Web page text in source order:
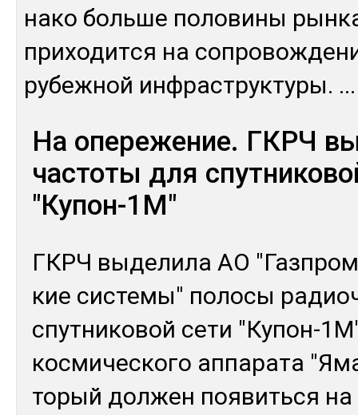
на­ко боль­ше по­лови­ны
при­ходит­ся на
рубеж­ной ин­фраструк­ту­ры. ...
На опережение. ГКРЧ
частоты для
"Купон-1М"
ГКРЧ вы­дели­ла АО
кие сис­те­мы" по­лосы
спут­ни­ковой се­ти "Ку­пон-
кос­ми­чес­ко­го ап­па­рата
торый дол­жен поя­вить­ся